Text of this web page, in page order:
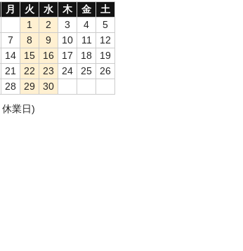
月 火 水 木 金
土
1
2 3 4
5
7 8 9 10 11
12
14 15 16 17 18
19
21 22 23 24 25
26
28 29
30
休業日)